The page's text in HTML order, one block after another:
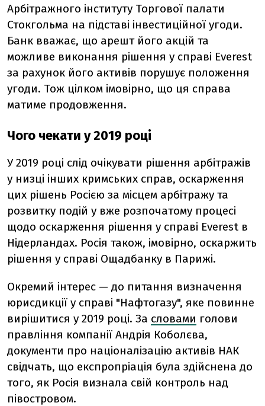
Арбітражного інституту Торгової палати
Стокгольма на підставі інвестиційної угоди.
Банк вважає, що арешт його акцій та
можливе виконання рішення у справі Еverest
за рахунок його активів порушує положення
угоди. Тож цілком імовірно, що ця справа
матиме продовження.
Чого чекати у 2019 році
У 2019 році слід очікувати рішення арбітражів
у низці інших кримських справ, оскарження
цих рішень Росією за місцем арбітражу та
розвитку подій у вже розпочатому процесі
щодо оскарження рішення у справі Еverest в
Нідерландах. Росія також, імовірно, оскаржить
рішення у справі Ощадбанку в Парижі.
Окремий інтерес — до питання визначення
юрисдикції у справі "Нафтогазу", яке повинне
вирішитися у 2019 році. За словами голови
правління компанії Андрія Коболєва,
документи про націоналізацію активів НАК
свідчать, що експропріація була здійснена до
того, як Росія визнала свій контроль над
півостровом.